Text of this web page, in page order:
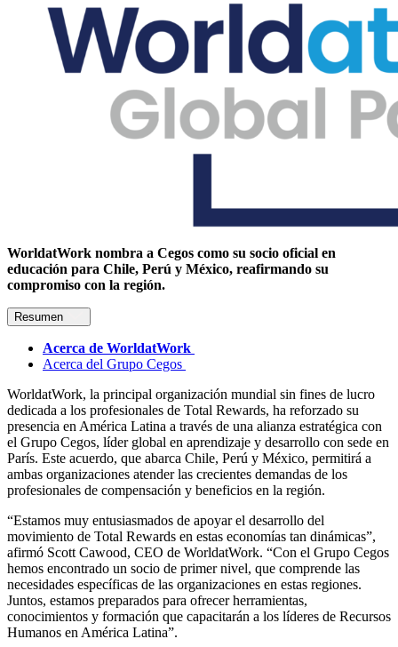
WorldatWork nombra a Cegos como su socio oficial en
educación para Chile, Perú y México, reafirmando su
compromiso con la región.
Resumen
Acerca de WorldatWork
Acerca del Grupo Cegos
WorldatWork, la principal organización mundial sin fines de lucro
dedicada a los profesionales de Total Rewards, ha reforzado su
presencia en América Latina a través de una alianza estratégica con
el Grupo Cegos, líder global en aprendizaje y desarrollo con sede en
París. Este acuerdo, que abarca Chile, Perú y México, permitirá a
ambas organizaciones atender las crecientes demandas de los
profesionales de compensación y beneficios en la región.
“Estamos muy entusiasmados de apoyar el desarrollo del
movimiento de Total Rewards en estas economías tan dinámicas”,
afirmó Scott Cawood, CEO de WorldatWork. “Con el Grupo Cegos
hemos encontrado un socio de primer nivel, que comprende las
necesidades específicas de las organizaciones en estas regiones.
Juntos, estamos preparados para ofrecer herramientas,
conocimientos y formación que capacitarán a los líderes de Recursos
Humanos en América Latina”.